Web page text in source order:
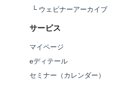
└ ウェビナーアーカイブ
サービス
マイページ
eディテール
セミナー（カレンダー）